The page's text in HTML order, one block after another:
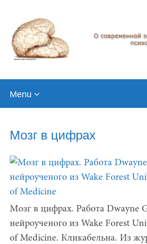
Menu
Мозг в цифрах
Мозг в цифрах. Работа Dwayne
нейроученого из Wake Forest
of Medicine. Кликабельна. Из